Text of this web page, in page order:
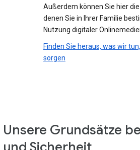
Außerdem können Sie hier
denen Sie in Ihrer Familie
Nutzung digitaler
Finden Sie heraus, was wir
sorgen
Unsere Grundsätze